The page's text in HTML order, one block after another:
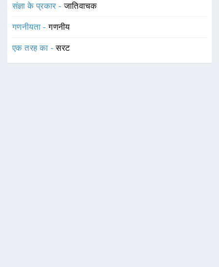
संज्ञा के प्रकार -जातिवाचक
गणनीयता -गणनीय
एक तरह का -सरट